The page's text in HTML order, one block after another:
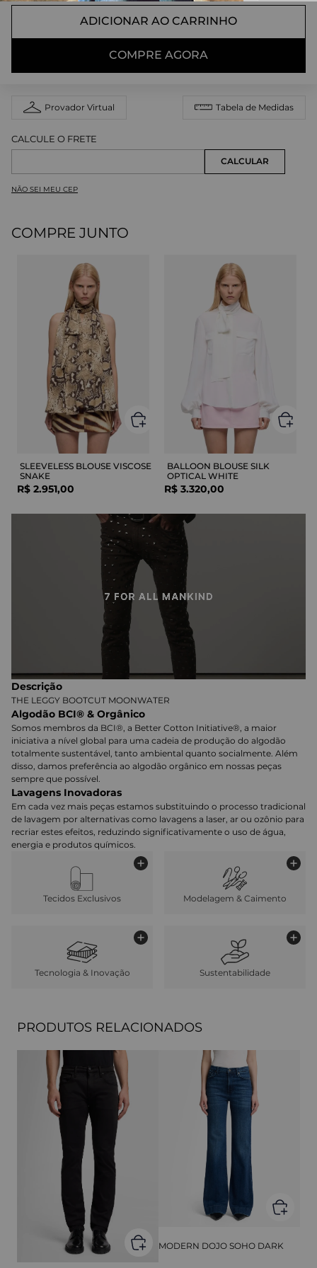
ADICIONAR AO CARRINHO
COMPRE AGORA
Provador Virtual Tabela de Medidas
NÃO SEI MEU CEP
COMPRE JUNTO
SLEEVELESS BLOUSE VISCOSE
SNAKE
R$ 2.951,00
BALLOON BLOUSE SILK
OPTICAL WHITE
R$ 3.320,00
Descrição
THE LEGGY BOOTCUT MOONWATER
Algodão BCI® & Orgânico
Somos membros da BCI®, a Better Cotton Initiative®, a maior
iniciativa a nível global para uma cadeia de produção do algodão
totalmente sustentável, tanto ambiental quanto socialmente. Além
disso, damos preferência ao algodão orgânico em nossas peças
sempre que possível.
Lavagens Inovadoras
Em cada vez mais peças estamos substituindo o processo tradicional
de lavagem por alternativas como lavagens a laser, ar ou ozônio para
recriar estes efeitos, reduzindo significativamente o uso de água,
energia e produtos químicos.
Tecidos Exclusivos Modelagem & Caimento
Tecnologia & Inovação Sustentabilidade
PRODUTOS RELACIONADOS
MODERN DOJO SOHO DARK